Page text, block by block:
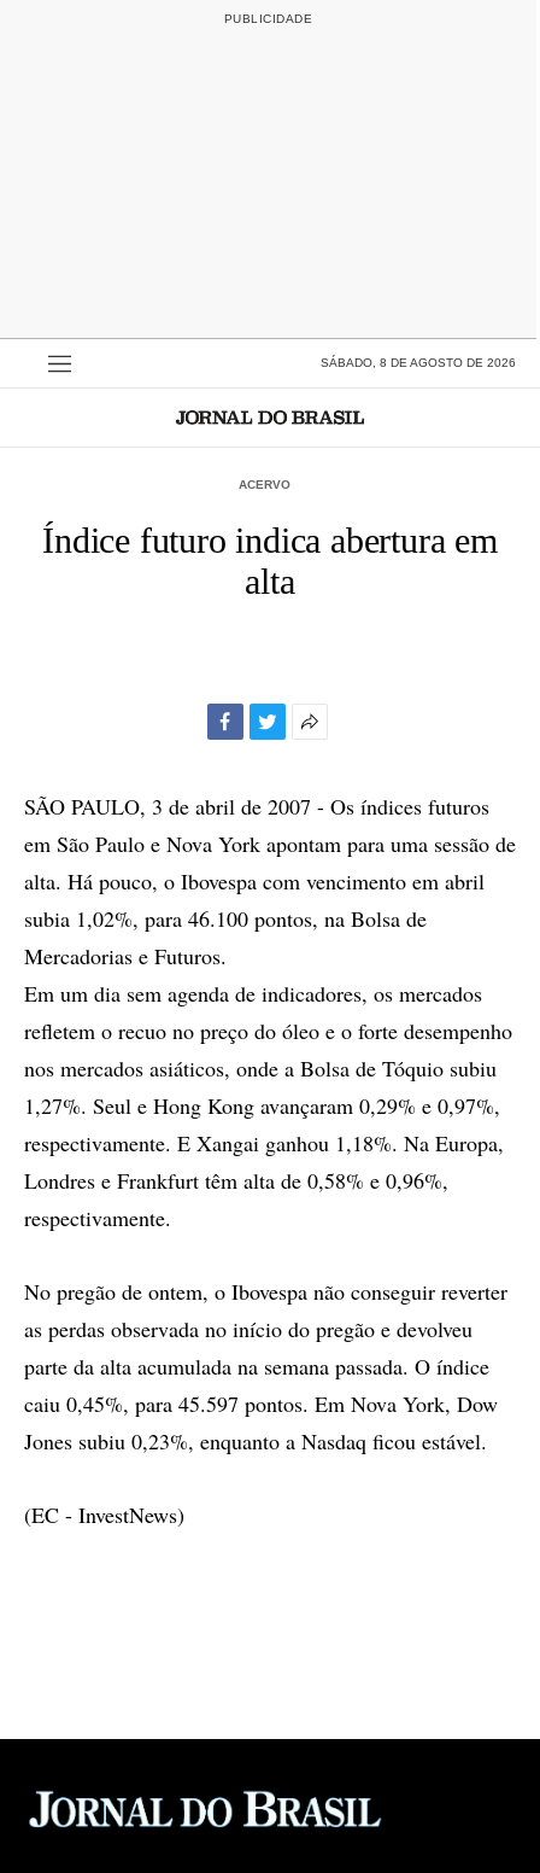
SÁBADO, 8 DE AGOSTO DE 2026
ACERVO
Índice futuro indica abertura em
alta
compartilhamento
SÃO PAULO, 3 de abril de 2007 - Os índices futuros
em São Paulo e Nova York apontam para uma sessão de
alta. Há pouco, o Ibovespa com vencimento em abril
subia 1,02%, para 46.100 pontos, na Bolsa de
Mercadorias e Futuros.
Em um dia sem agenda de indicadores, os mercados
refletem o recuo no preço do óleo e o forte desempenho
nos mercados asiáticos, onde a Bolsa de Tóquio subiu
1,27%. Seul e Hong Kong avançaram 0,29% e 0,97%,
respectivamente. E Xangai ganhou 1,18%. Na Europa,
Londres e Frankfurt têm alta de 0,58% e 0,96%,
respectivamente.
No pregão de ontem, o Ibovespa não conseguir reverter
as perdas observada no início do pregão e devolveu
parte da alta acumulada na semana passada. O índice
caiu 0,45%, para 45.597 pontos. Em Nova York, Dow
Jones subiu 0,23%, enquanto a Nasdaq ficou estável.
(EC - InvestNews)